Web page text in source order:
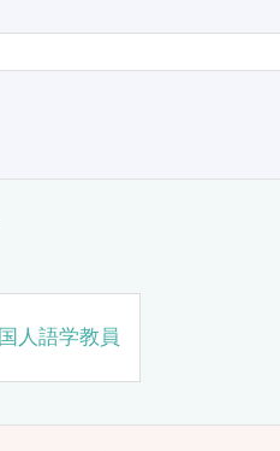
人語学教員